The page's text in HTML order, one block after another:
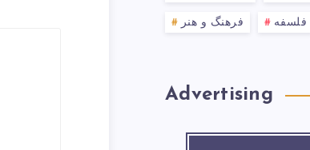
فرهنگ و هنر فلسفه
Advertising